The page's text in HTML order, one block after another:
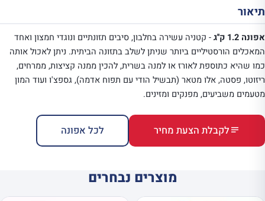
תיאור
אפונה 1.2 ק''ג
- קטניה עשירה בחלבון, סיבים תזונתיים ונוגדי חמצון ואחד
המאכלים הורסטיליים ביותר שניתן לשלב בתזונה הביתית. ניתן לאכול אותה
כמו שהיא כתוספת לאורז או למנה בשרית, להכין ממנה קציצות, ממרחים,
ריזוטו, פסטה, אלו מטאר (תבשיל הודי עם תפוח אדמה), גספצ'ו ועוד המון
מטעמים משביעים, מפנקים ומזינים.
לקבלת הצעת מחיר לכל אפונה
מוצרים נבחרים